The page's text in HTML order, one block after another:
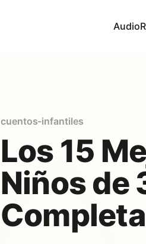
cuentos-infantiles
Los 15
Niños de